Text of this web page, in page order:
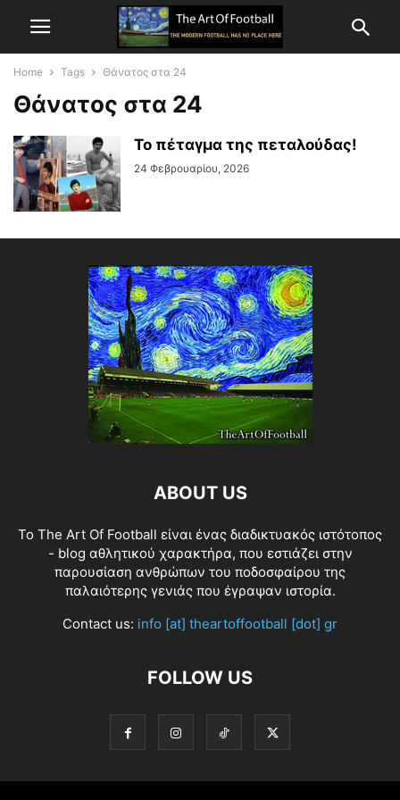
Home Tags Θάνατος στα 24
Θάνατος στα 24
Το πέταγμα της πεταλούδας!
24 Φεβρουαρίου, 2026
ABOUT US
Το The Art Of Football είναι ένας διαδικτυακός ιστότοπος
- blog αθλητικού χαρακτήρα, που εστιάζει στην
παρουσίαση ανθρώπων του ποδοσφαίρου της
παλαιότερης γενιάς που έγραψαν ιστορία.
Contact us: info [at] theartoffootball [dot] gr
FOLLOW US